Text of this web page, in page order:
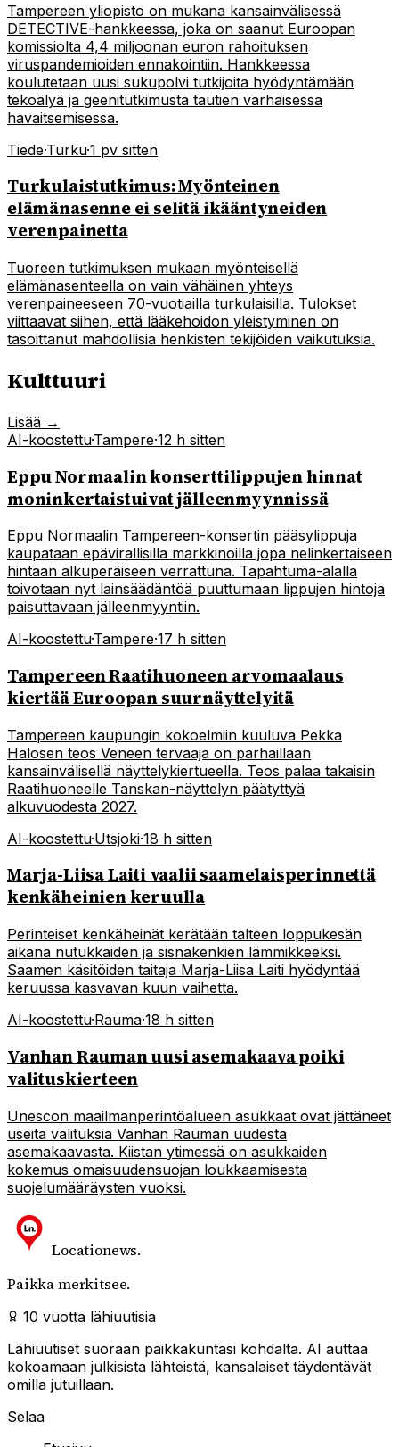
Tampereen yliopisto on mukana kansainvälisessä
DETECTIVE-hankkeessa, joka on saanut Euroopan
komissiolta 4,4 miljoonan euron rahoituksen
viruspandemioiden ennakointiin. Hankkeessa
koulutetaan uusi sukupolvi tutkijoita hyödyntämään
tekoälyä ja geenitutkimusta tautien varhaisessa
havaitsemisessa.
Tiede·Turku·1 pv sitten
Turkulaistutkimus: Myönteinen
elämänasenne ei selitä ikääntyneiden
verenpainetta
Tuoreen tutkimuksen mukaan myönteisellä
elämänasenteella on vain vähäinen yhteys
verenpaineeseen 70-vuotiailla turkulaisilla. Tulokset
viittaavat siihen, että lääkehoidon yleistyminen on
tasoittanut mahdollisia henkisten tekijöiden vaikutuksia.
Kulttuuri
Lisää →
AI-koostettu·Tampere·12 h sitten
Eppu Normaalin konserttilippujen hinnat
moninkertaistuivat jälleenmyynnissä
Eppu Normaalin Tampereen-konsertin pääsylippuja
kaupataan epävirallisilla markkinoilla jopa nelinkertaiseen
hintaan alkuperäiseen verrattuna. Tapahtuma-alalla
toivotaan nyt lainsäädäntöä puuttumaan lippujen hintoja
paisuttavaan jälleenmyyntiin.
AI-koostettu·Tampere·17 h sitten
Tampereen Raatihuoneen arvomaalaus
kiertää Euroopan suurnäyttelyitä
Tampereen kaupungin kokoelmiin kuuluva Pekka
Halosen teos Veneen tervaaja on parhaillaan
kansainvälisellä näyttelykiertueella. Teos palaa takaisin
Raatihuoneelle Tanskan-näyttelyn päätyttyä
alkuvuodesta 2027.
AI-koostettu·Utsjoki·18 h sitten
Marja-Liisa Laiti vaalii saamelaisperinnettä
kenkäheinien keruulla
Perinteiset kenkäheinät kerätään talteen loppukesän
aikana nutukkaiden ja sisnakenkien lämmikkeeksi.
Saamen käsitöiden taitaja Marja-Liisa Laiti hyödyntää
keruussa kasvavan kuun vaihetta.
AI-koostettu·Rauma·18 h sitten
Vanhan Rauman uusi asemakaava poiki
valituskierteen
Unescon maailmanperintöalueen asukkaat ovat jättäneet
useita valituksia Vanhan Rauman uudesta
asemakaavasta. Kiistan ytimessä on asukkaiden
kokemus omaisuudensuojan loukkaamisesta
suojelumääräysten vuoksi.
Locationews.
Paikka merkitsee.
10 vuotta lähiuutisia
Lähiuutiset suoraan paikkakuntasi kohdalta. AI auttaa
kokoamaan julkisista lähteistä, kansalaiset täydentävät
omilla jutuillaan.
Selaa